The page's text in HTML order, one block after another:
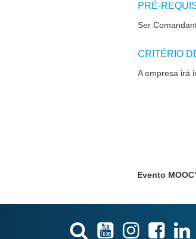
PRÉ-
Ser
CRITÉRIO
A empresa irá
Evento